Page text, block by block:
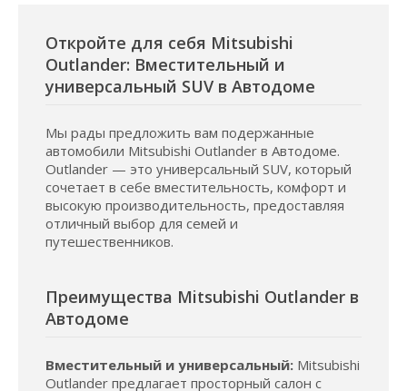
Откройте для себя Mitsubishi
Outlander: Вместительный и
универсальный SUV в Автодоме
Мы рады предложить вам подержанные
автомобили Mitsubishi Outlander в Автодоме.
Outlander — это универсальный SUV, который
сочетает в себе вместительность, комфорт и
высокую производительность, предоставляя
отличный выбор для семей и
путешественников.
Преимущества Mitsubishi Outlander в
Автодоме
Вместительный и универсальный: Mitsubishi
Outlander предлагает просторный салон с